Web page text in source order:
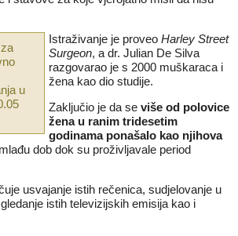
u
Istraživanje je proveo Harley Street
Surgeon, a dr. Julian De Silva
razgovarao je s 2000 muškaraca i
žena kao dio studije.
Zaključio je da se više od polovice
žena u ranim tridesetim
godinama ponašalo kao njihova
dob dok su proživljavale period
usvajanje istih rečenica, sudjelovanje u
istih televizijskih emisija kao i